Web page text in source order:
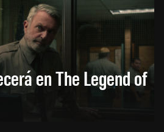
en The Legend of